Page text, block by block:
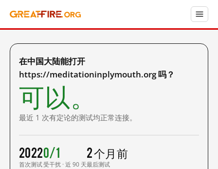
在中国大陆能打开
https://meditationinplymouth.org 吗？
可以。
最近 1 次有定论的测试均正常连接。
2022
首次测试
0/1
受干扰 · 近 90 天
2 个月前
最后测试